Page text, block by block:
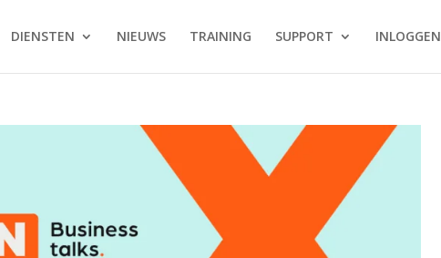
DIENSTEN NIEUWS TRAINING SUPPORT INLOGGEN